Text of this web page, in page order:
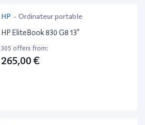
HP - Ordinateur portable
HP EliteBook 830 G8 13”
305 offers from:
265,00 €